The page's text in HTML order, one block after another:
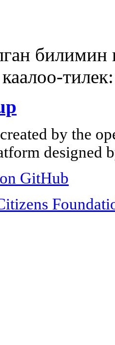
тилек:
by the
designed
GitHub